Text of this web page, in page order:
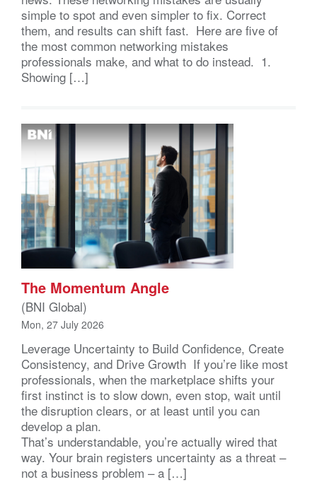
simple to spot and even simpler to fix. Correct
them, and results can shift fast. Here are five of
the most common networking mistakes
professionals make, and what to do instead. 1.
Showing […]
The Momentum Angle
(BNI Global)
Mon, 27 July 2026
Leverage Uncertainty to Build Confidence, Create
Consistency, and Drive Growth If you’re like most
professionals, when the marketplace shifts your
first instinct is to slow down, even stop, wait until
the disruption clears, or at least until you can
develop a plan.
That’s understandable, you’re actually wired that
way. Your brain registers uncertainty as a threat –
not a business problem – a […]